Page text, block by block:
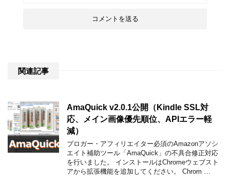
関連記事
AmaQuick v2.0.1公開（Kindle SSL対
応、メイン画像優先順位、APIエラー軽
減）
ブロガー・アフィリエイター必須のAmazonアソシ
エイト補助ツール「AmaQuick」の不具合修正対応
を行いました。 インストールはChromeウェブスト
アから拡張機能を追加してください。 Chrom …